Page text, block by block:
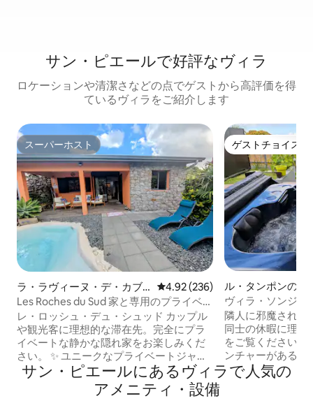
サン・ピエールで好評なヴィラ
ロケーションや清潔さなどの点でゲストから高評価を得
ているヴィラをご紹介します
スーパーホスト
スーパーホスト
ラ・ラヴィーヌ・デ・カブ
リのヴィラ
レビュー236件、5つ星中4.92つ
4.92 (236)
Les Roches du Sud 家と専用のプライベー
トジャグジー
レ・ロッシュ・デュ・シュッド カップル
や観光客に理想的な滞在先。完全にプラ
イベートな静かな隠れ家をお楽しみくだ
さい。 ✨ ユニークなプライベートジャグ
ジー/ミニプール ✨ 静かで快適、フィット
ネスエリア 今すぐご予約ください！ ​ジャ
グジー、大きなベランダ、スポーツエリ
ゲストチョイス
ゲストチョイス
ル・タンポンのヴ
ヴィラ・ソンジュ
隣人に邪魔される
同士の休暇に理想
をご覧ください！
ンチャーがある居
ションスペースで
す。 市内中心部や商店街に近いです。 魅
サン・ピエールにあるヴィラで人気の
アメニティ・設備